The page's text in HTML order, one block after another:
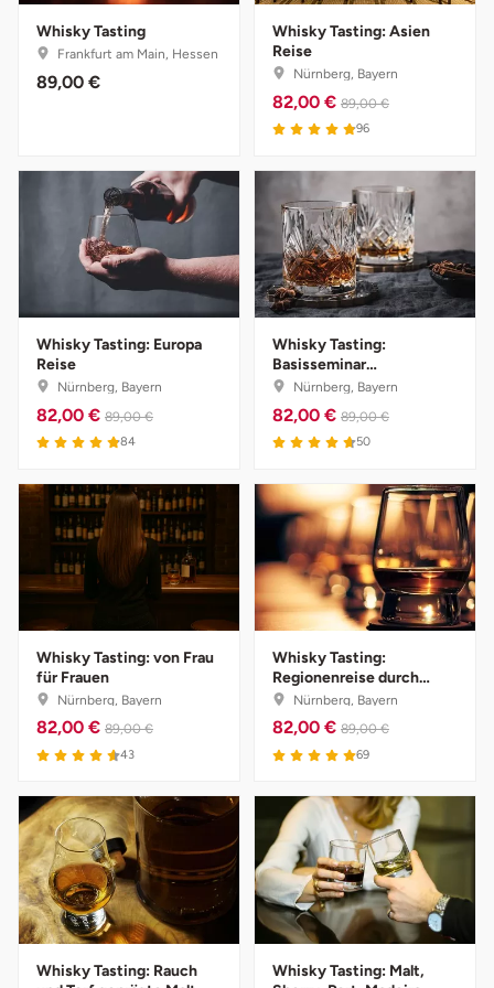
Whisky Tasting
Frankfurt am Main, Hessen
89,00 €
Whisky Tasting: Asien
Reise
Nürnberg, Bayern
82,00 € 89,00 €
96
Whisky Tasting: Europa
Reise
Nürnberg, Bayern
82,00 € 89,00 €
84
Whisky Tasting:
Basisseminar
Weltspirituose
Nürnberg, Bayern
82,00 € 89,00 €
50
Whisky Tasting: von Frau
für Frauen
Nürnberg, Bayern
82,00 € 89,00 €
43
Whisky Tasting:
Regionenreise durch
Schottland
Nürnberg, Bayern
82,00 € 89,00 €
69
Whisky Tasting: Rauch
Whisky Tasting: Malt,
Herzogenaurach
Herzogtum Lauenburg
Horb am Neckar
Ibbenbüren
Ingolstadt
Jena
Jerichower Land
Karlsruhe
Kassel
Kerken
Kiel
Koblenz
Kronach
Kulmbach
Köln